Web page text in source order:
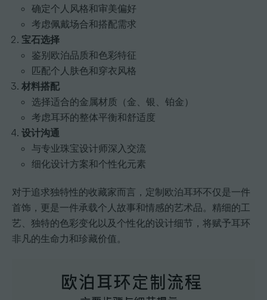
确定个人风格和审美偏好
考虑佩戴场合和搭配需求
宝石选择
鉴别欧泊品质和色彩特征
匹配个人肤色和穿衣风格
材料搭配
选择适合的金属材质（金、银、铂金）
考虑耳环的整体平衡和舒适度
设计沟通
与专业珠宝设计师深入交流
细化设计方案和个性化元素
对于追求独特性的收藏家而言，定制欧泊耳环不仅是一件
首饰，更是一件承载个人故事和情感的艺术品。精细的工
艺、独特的色彩变化以及个性化的设计细节，将赋予耳环
非凡的生命力和珍藏价值。